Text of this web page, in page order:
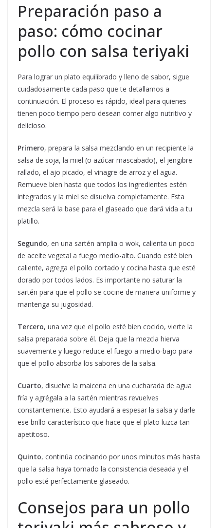
Preparación paso a
paso: cómo cocinar
pollo con salsa teriyaki
Para lograr un plato equilibrado y lleno de sabor, sigue
cuidadosamente cada paso que te detallamos a
continuación. El proceso es rápido, ideal para quienes
tienen poco tiempo pero desean comer algo nutritivo y
delicioso.
Primero, prepara la salsa mezclando en un recipiente la
salsa de soja, la miel (o azúcar mascabado), el jengibre
rallado, el ajo picado, el vinagre de arroz y el agua.
Remueve bien hasta que todos los ingredientes estén
integrados y la miel se disuelva completamente. Esta
mezcla será la base para el glaseado que dará vida a tu
platillo.
Segundo, en una sartén amplia o wok, calienta un poco
de aceite vegetal a fuego medio-alto. Cuando esté bien
caliente, agrega el pollo cortado y cocina hasta que esté
dorado por todos lados. Es importante no saturar la
sartén para que el pollo se cocine de manera uniforme y
mantenga su jugosidad.
Tercero, una vez que el pollo esté bien cocido, vierte la
salsa preparada sobre él. Deja que la mezcla hierva
suavemente y luego reduce el fuego a medio-bajo para
que el pollo absorba los sabores de la salsa.
Cuarto, disuelve la maicena en una cucharada de agua
fría y agrégala a la sartén mientras revuelves
constantemente. Esto ayudará a espesar la salsa y darle
ese brillo característico que hace que el plato luzca tan
apetitoso.
Quinto, continúa cocinando por unos minutos más hasta
que la salsa haya tomado la consistencia deseada y el
pollo esté perfectamente glaseado.
Consejos para un pollo